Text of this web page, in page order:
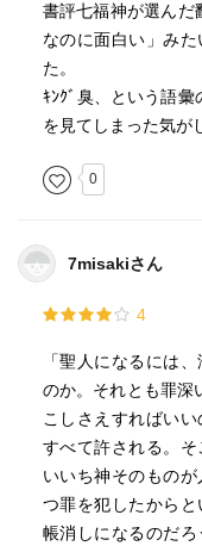
書評七福神が選んだ
なのに面白い」み
た。
ｷﾝｸﾞ臭、という語
を見てしまった気が
0
7misakiさん
4
「聖人になるには
のか。それとも罪深
こしさえすればい
すべて許される。
いいち神そのもの
つ罪を犯したから
帳消しになるのだ